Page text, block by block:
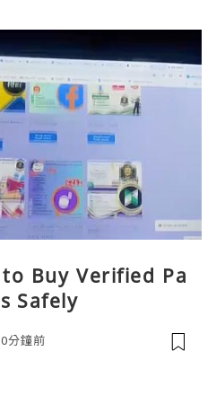
Buy Verified Pa
Safely
分鐘前